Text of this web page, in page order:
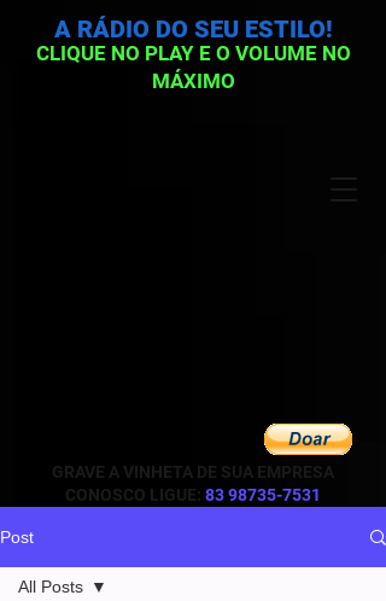
GRAVE A VINHETA DE SUA EMPRESA
CONOSCO LIGUE: 83 98735-7531
CLIQUE NO PLAY E O VOLUME NO
MÁXIMO
A RÁDIO DO SEU ESTILO!
Post
All Posts